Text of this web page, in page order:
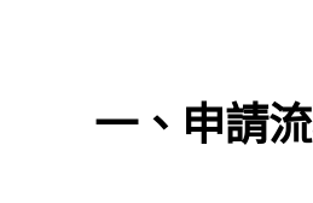
一、申請